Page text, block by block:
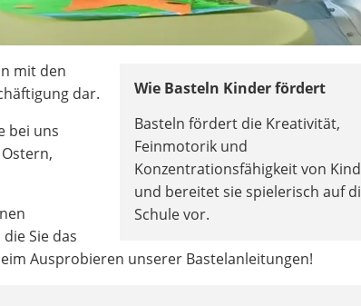
Wie Basteln Kinder fördert
Basteln fördert die Kreativität,
Feinmotorik und
Konzentrationsfähigkeit von
und bereitet sie spielerisch auf
Schule vor.
mit den
dar.
bei uns
Sie das
Ausprobieren unserer Bastelanleitungen!